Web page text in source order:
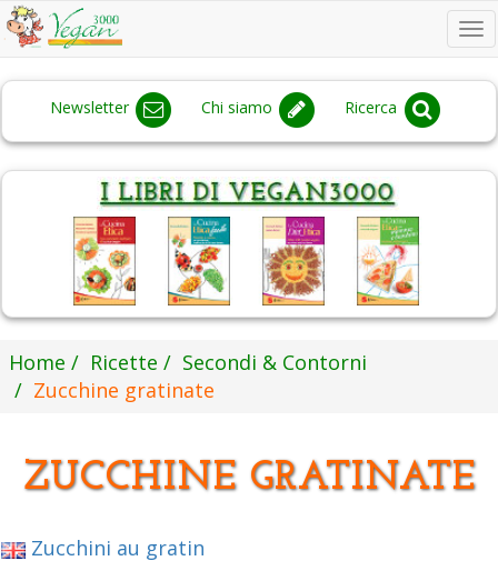
Newsletter Chi siamo Ricerca
Home Ricette
Secondi & Contorni
Zucchine gratinate
ZUCCHINE GRATINATE
Zucchini au gratin